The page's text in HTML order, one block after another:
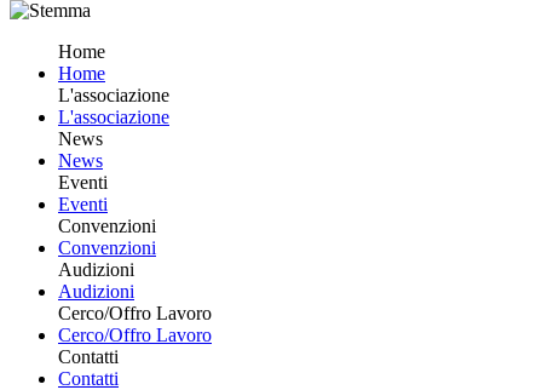
Home
Home
L'associazione
L'associazione
News
News
Eventi
Eventi
Convenzioni
Convenzioni
Audizioni
Audizioni
Cerco/Offro Lavoro
Cerco/Offro Lavoro
Contatti
Contatti